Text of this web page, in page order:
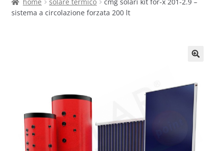
Cart
My account
Produttori
sistema a circolazione forzata 200 lt